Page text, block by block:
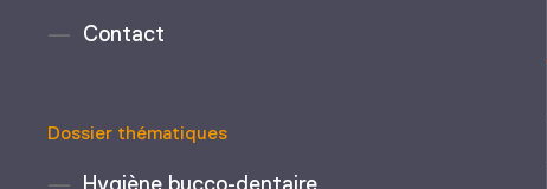
Contact
Dossier thématiques